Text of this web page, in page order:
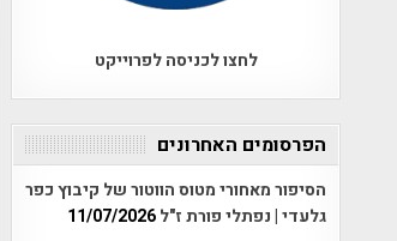
לחצו לכניסה לפרוייקט
הפרסומים האחרונים
הסיפור מאחורי מטוס הווטור של קיבוץ כפר
גלעדי | נפתלי פורת ז"ל11/07/2026